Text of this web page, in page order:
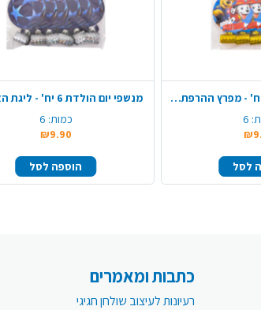
מנשפי יום הולדת 6 יח' - מפרץ ההרפתקאות
6
לסל
מנשפי יום הולדת 6 יח' - ליגת האלופות
כמות: 6
₪9.90
הוספה לסל
כתבות ומאמרים
רעיונות לעיצוב שולחן חגיגי